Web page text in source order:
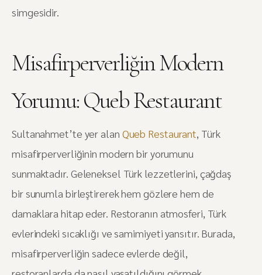
simgesidir.
Misafirperverliğin Modern
Yorumu: Queb Restaurant
Sultanahmet’te yer alan Queb Restaurant, Türk
misafirperverliğinin modern bir yorumunu
sunmaktadır. Geleneksel Türk lezzetlerini, çağdaş
bir sunumla birleştirerek hem gözlere hem de
damaklara hitap eder. Restoranın atmosferi, Türk
evlerindeki sıcaklığı ve samimiyeti yansıtır. Burada,
misafirperverliğin sadece evlerde değil,